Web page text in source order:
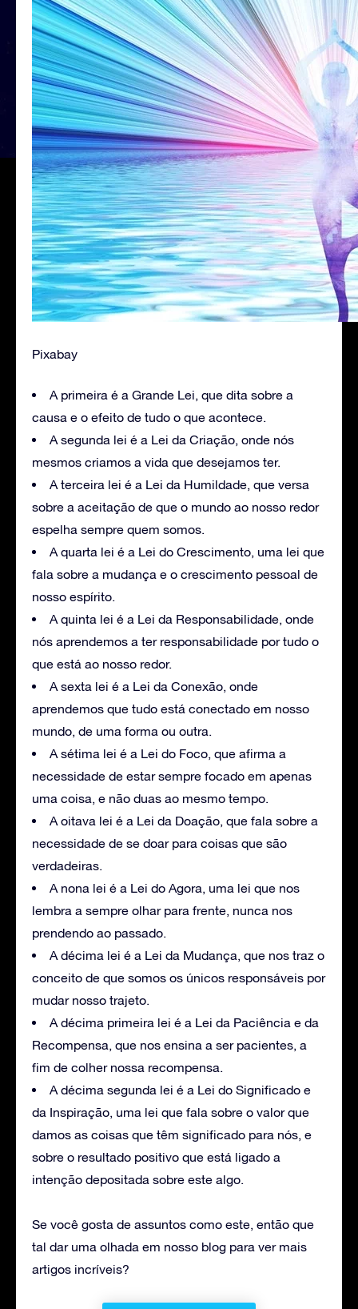
Pixabay
A primeira é a Grande Lei, que dita sobre a
causa e o efeito de tudo o que acontece.
A segunda lei é a Lei da Criação, onde nós
mesmos criamos a vida que desejamos ter.
A terceira lei é a Lei da Humildade, que versa
sobre a aceitação de que o mundo ao nosso redor
espelha sempre quem somos.
A quarta lei é a Lei do Crescimento, uma lei que
fala sobre a mudança e o crescimento pessoal de
nosso espírito.
A quinta lei é a Lei da Responsabilidade, onde
nós aprendemos a ter responsabilidade por tudo o
que está ao nosso redor.
A sexta lei é a Lei da Conexão, onde
aprendemos que tudo está conectado em nosso
mundo, de uma forma ou outra.
A sétima lei é a Lei do Foco, que afirma a
necessidade de estar sempre focado em apenas
uma coisa, e não duas ao mesmo tempo.
A oitava lei é a Lei da Doação, que fala sobre a
necessidade de se doar para coisas que são
verdadeiras.
A nona lei é a Lei do Agora, uma lei que nos
lembra a sempre olhar para frente, nunca nos
prendendo ao passado.
A décima lei é a Lei da Mudança, que nos traz o
conceito de que somos os únicos responsáveis por
mudar nosso trajeto.
A décima primeira lei é a Lei da Paciência e da
Recompensa, que nos ensina a ser pacientes, a
fim de colher nossa recompensa.
A décima segunda lei é a Lei do Significado e
da Inspiração, uma lei que fala sobre o valor que
damos as coisas que têm significado para nós, e
sobre o resultado positivo que está ligado a
intenção depositada sobre este algo.
Se você gosta de assuntos como este, então que
tal dar uma olhada em nosso blog para ver mais
artigos incríveis?